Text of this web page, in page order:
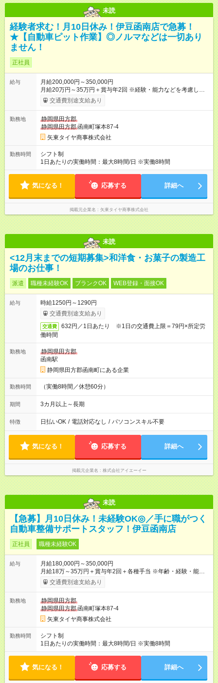
未読
経験者求む！月10日休み！伊豆函南店で急募！
★【自動車ピット作業】◎ノルマなどは一切あり
ません！
正社員
給与
月給200,000円～350,000円
月給20万円～35万円＋賞与年2回 ※経験・能力などを考慮し決
定します。 ※時間外(定時18:00以降)手当は別途全額支給しま
す。 ※試用期間1ヶ月／条件変更なし 【試用期間】試用期間あり
交通費別途支給あり
勤務地
静岡県田方郡
静岡県田方郡函南町塚本87-4
矢東タイヤ商事株式会社
勤務時間
シフト制
1日あたりの実働時間：最大8時間/日 ※実働8時間
気になる！ 応募する 詳細へ
掲載元企業名 矢東タイヤ商事株式会社
未読
<12月末までの短期募集>和洋食・お菓子の製造工
場のお仕事！
派遣 職種未経験OK ブランクOK WEB登録・面接OK
給与
時給1250円～1290円
交通費別途支給あり
交通費
632円／1日あたり ※1日の交通費上限＝79円×所定労
働時間
勤務地
静岡県田方郡
函南駅
静岡県田方郡函南町にある企業
勤務時間 （実働8時間／休憩60分）
期間 3カ月以上～長期
特徴 日払いOK / 電話対応なし / パソコンスキル不要
気になる！ 応募する 詳細へ
掲載元企業名 株式会社アイエーイー
未読
【急募】月10日休み！未経験OK◎／手に職がつく
自動車整備サポートスタッフ！伊豆函南店
正社員 職種未経験OK
給与
月給180,000円～350,000円
月給18万～35万円＋賞与年2回＋各種手当 ※年齢・経験・能力
を考慮のうえ、優遇いたします ※時間外(定時18:00以降)手当は
別途全額支給します。 ※試用期間1ヶ月／条件変更なし 【試用期
採用時と同じです。
交通費別途支給あり
勤務地
静岡県田方郡
静岡県田方郡函南町塚本87-4
矢東タイヤ商事株式会社
勤務時間
シフト制
1日あたりの実働時間：最大8時間/日 ※実働8時間
気になる！ 応募する 詳細へ